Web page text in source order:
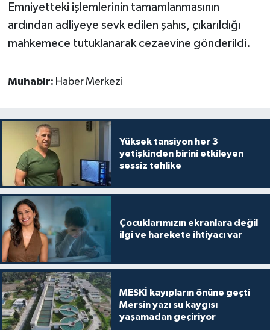
Emniyetteki işlemlerinin tamamlanmasının
ardından adliyeye sevk edilen şahıs, çıkarıldığı
mahkemece tutuklanarak cezaevine gönderildi.
Muhabir: Haber Merkezi
Yüksek tansiyon her 3
yetişkinden birini etkileyen
sessiz tehlike
Çocuklarımızın ekranlara değil
ilgi ve harekete ihtiyacı var
MESKİ kayıpların önüne geçti
Mersin yazı su kaygısı
yaşamadan geçiriyor